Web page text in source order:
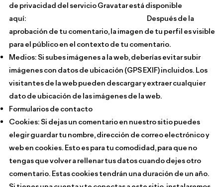
de privacidad del servicio Gravatar está disponible
aquí:
Después de la
aprobación de tu comentario, la imagen de tu perfil es visible
para el público en el contexto de tu comentario.
Medios: Si subes imágenes a la web, deberías evitar subir
imágenes con datos de ubicación (GPS EXIF) incluidos. Los
visitantes de la web pueden descargar y extraer cualquier
dato de ubicación de las imágenes de la web.
Formularios de contacto
Cookies: Si dejas un comentario en nuestro sitio puedes
elegir guardar tu nombre, dirección de correo electrónico y
web en cookies. Esto es para tu comodidad, para que no
tengas que volver a rellenar tus datos cuando dejes otro
comentario. Estas cookies tendrán una duración de un año.